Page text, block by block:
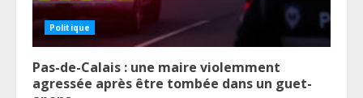
Politique
Pas-de-Calais : une maire violemment
agressée après être tombée dans un guet-